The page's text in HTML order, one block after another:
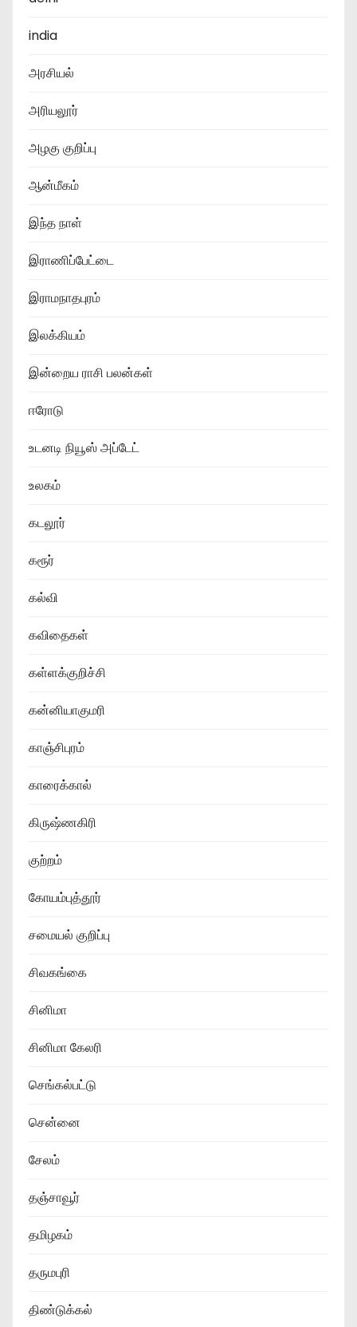
india
அரசியல்
அரியலூர்
அழகு குறிப்பு
ஆன்மீகம்
இந்த நாள்
இராணிப்பேட்டை
இராமநாதபுரம்
இலக்கியம்
இன்றைய ராசி பலன்கள்
ஈரோடு
உடனடி நியூஸ் அப்டேட்
உலகம்
கடலூர்
கரூர்
கல்வி
கவிதைகள்
கள்ளக்குறிச்சி
கன்னியாகுமரி
காஞ்சிபுரம்
காரைக்கால்
கிருஷ்ணகிரி
குற்றம்
கோயம்புத்தூர்
சமையல் குறிப்பு
சிவகங்கை
சினிமா
சினிமா கேலரி
செங்கல்பட்டு
சென்னை
சேலம்
தஞ்சாவூர்
தமிழகம்
தருமபுரி
திண்டுக்கல்